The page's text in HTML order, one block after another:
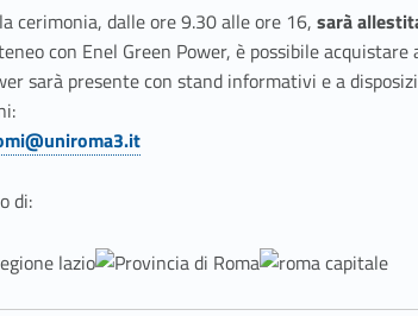
cerimonia, dalle ore 9.30 alle ore 16, sarà
con Enel Green Power, è possibile
sarà presente con stand informativi e a
di: